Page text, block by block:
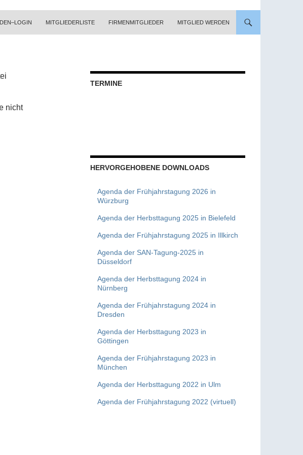
MITGLIEDERLISTE FIRMENMITGLIEDER MITGLIED WERDEN
nicht
TERMINE
HERVORGEHOBENE DOWNLOADS
Agenda der Frühjahrstagung 2026 in
Würzburg
Agenda der Herbsttagung 2025 in Bielefeld
Agenda der Frühjahrstagung 2025 in Illkirch
Agenda der SAN-Tagung-2025 in
Düsseldorf
Agenda der Herbsttagung 2024 in
Nürnberg
Agenda der Frühjahrstagung 2024 in
Dresden
Agenda der Herbsttagung 2023 in
Göttingen
Agenda der Frühjahrstagung 2023 in
München
Agenda der Herbsttagung 2022 in Ulm
Agenda der Frühjahrstagung 2022 (virtuell)